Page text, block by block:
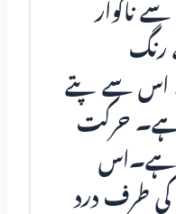
سے ناگوار
رنگ
اس سے پتے
ہے۔ حرکت
ہے۔اس
طرف درد